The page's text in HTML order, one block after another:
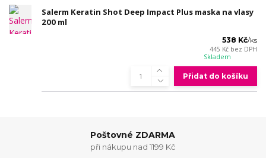
Salerm Keratin Shot Deep Impact Plus maska na vlasy
200 ml
538 Kč/ks
445 Kč bez DPH
Skladem
Přidat do košíku
Poštovné ZDARMA
při nákupu nad 1199 Kč